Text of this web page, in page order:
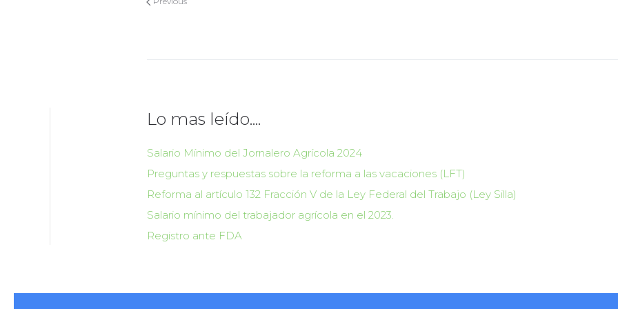
Lo mas leído....
Salario Mínimo del Jornalero Agrícola 2024
Preguntas y respuestas sobre la reforma a las vacaciones (LFT)
Reforma al artículo 132 Fracción V de la Ley Federal del Trabajo (Ley Silla)
Salario mínimo del trabajador agrícola en el 2023.
Registro ante FDA